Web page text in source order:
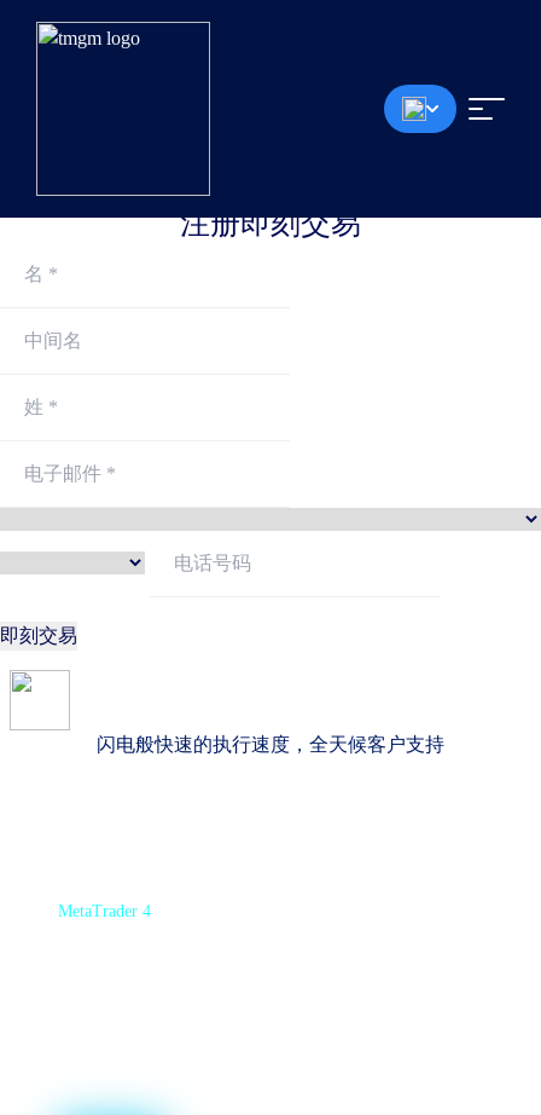
<30毫秒成交速度
注册即刻交易
即刻交易
闪电般快速的执行速度，全天候客户支持
MetaTrader 4